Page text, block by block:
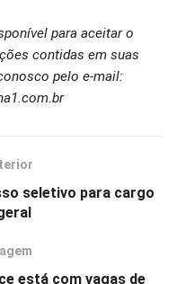
para aceitar o
contidas em suas
pelo e-mail:
seletivo para cargo
está com vagas de